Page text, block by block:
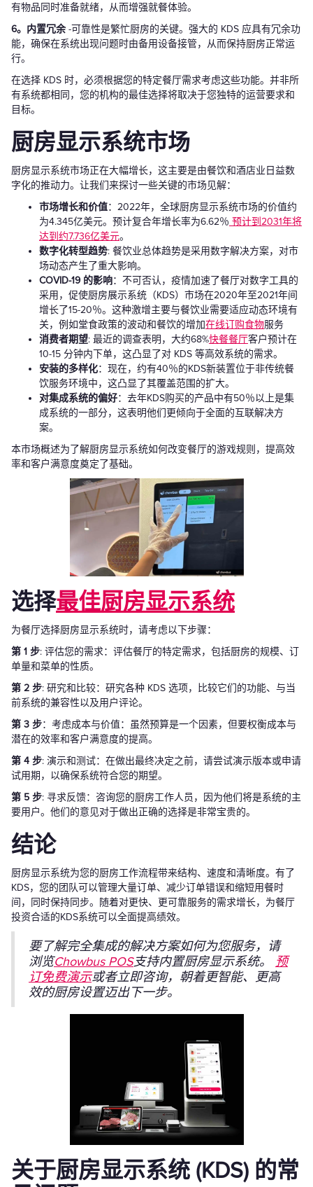
有物品同时准备就绪，从而增强就餐体验。
6。内置冗余 -可靠性是繁忙厨房的关键。强大的 KDS 应具有冗余功
能，确保在系统出现问题时由备用设备接管，从而保持厨房正常运
行。
在选择 KDS 时，必须根据您的特定餐厅需求考虑这些功能。并非所
有系统都相同，您的机构的最佳选择将取决于您独特的运营要求和
目标。
厨房显示系统市场
厨房显示系统市场正在大幅增长，这主要是由餐饮和酒店业日益数
字化的推动力。让我们来探讨一些关键的市场见解：
市场增长和价值：2022年，全球厨房显示系统市场的价值约
为4.345亿美元。预计复合年增长率为6.62％ 预计到2031年将
达到约7.736亿美元。
数字化转型趋势: 餐饮业总体趋势是采用数字解决方案，对市
场动态产生了重大影响。
COVID-19 的影响：不可否认，疫情加速了餐厅对数字工具的
采用，促使厨房展示系统（KDS）市场在2020年至2021年间
增长了15-20％。这种激增主要与餐饮业需要适应动态环境有
关，例如堂食政策的波动和餐饮的增加在线订购食物服务
消费者期望: 最近的调查表明，大约68%快餐餐厅客户预计在
10-15 分钟内下单，这凸显了对 KDS 等高效系统的需求。
安装的多样化：现在，约有40％的KDS新装置位于非传统餐
饮服务环境中，这凸显了其覆盖范围的扩大。
对集成系统的偏好：去年KDS购买的产品中有50％以上是集
成系统的一部分，这表明他们更倾向于全面的互联解决方
案。
本市场概述为了解厨房显示系统如何改变餐厅的游戏规则，提高效
率和客户满意度奠定了基础。
选择最佳厨房显示系统
为餐厅选择厨房显示系统时，请考虑以下步骤：
第 1 步: 评估您的需求：评估餐厅的特定需求，包括厨房的规模、订
单量和菜单的性质。
第 2 步: 研究和比较：研究各种 KDS 选项，比较它们的功能、与当
前系统的兼容性以及用户评论。
第 3 步：考虑成本与价值：虽然预算是一个因素，但要权衡成本与
潜在的效率和客户满意度的提高。
第 4 步: 演示和测试：在做出最终决定之前，请尝试演示版本或申请
试用期，以确保系统符合您的期望。
第 5 步: 寻求反馈：咨询您的厨房工作人员，因为他们将是系统的主
要用户。他们的意见对于做出正确的选择是非常宝贵的。
结论
厨房显示系统为您的厨房工作流程带来结构、速度和清晰度。有了
KDS，您的团队可以管理大量订单、减少订单错误和缩短用餐时
间，同时保持同步。随着对更快、更可靠服务的需求增长，为餐厅
投资合适的KDS系统可以全面提高绩效。
要了解完全集成的解决方案如何为您服务，请
浏览Chowbus POS支持内置厨房显示系统。 预
订免费演示或者立即咨询，朝着更智能、更高
效的厨房设置迈出下一步。
关于厨房显示系统 (KDS) 的常